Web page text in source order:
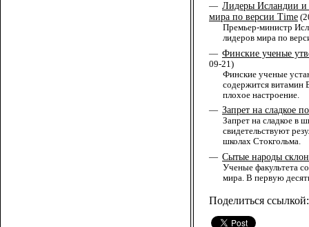
— Лидеры Исландии и
мира по версии Time
Премьер-министр
лидеров мира по
— Финские ученые
09-21)
Финские ученые
содержится витамин
плохое настроение.
— Запрет на сладкое
Запрет на сладкое в
свидетельствуют
школах Стокгольма.
— Сытые народы
Ученые факультета
мира. В первую
Поделиться ссылкой: